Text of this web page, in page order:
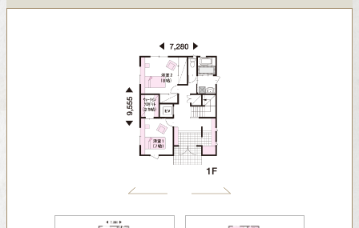
商品ラインアップ
テクノロジー（住まいの性能）
建築事例・建築実例
デザイナーズギャラリー
個人のお客さま
土地活用モデルルーム見学
リフォーム
ミサワリフォームとは
リフォームメニュー
リフォーム事例
複合開発・投資開発
複合開発事業（ASMACI-アスマチ-）
オーナーサポート
住まいるりんぐ（ロングサポート）
企業・IR